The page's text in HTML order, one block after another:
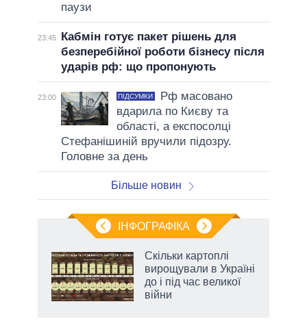
паузи
23:45
Кабмін готує пакет рішень для
безперебійної роботи бізнесу після
ударів рф: що пропонують
23:00 ПІДСУМКИ
Рф масовано
вдарила по Києву та
області, а експосолці
Стефанішиній вручили підозру.
Головне за день
Більше новин
ІНФОГРАФІКА
Скільки картоплі
вирощували в Україні
до і під час великої
війни